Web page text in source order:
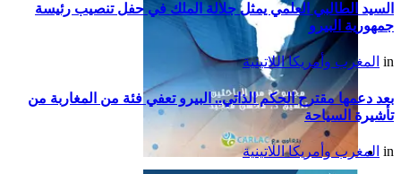
السيد الطالبي العلمي يمثل جلالة الملك في حفل تنصيب رئيسة
جمهورية البيرو
in المغرب وأمريكا اللاتينية
بعد دعمها مقترح الحكم الذاتي.. البيرو تعفي فئة من المغاربة من
تأشيرة السياحة
in المغرب وأمريكا اللاتينية